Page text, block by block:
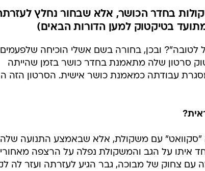
הרמת משקולות בחדר הכושר, אלא שבחור נחלץ
בטיקטוק למען הדורות הבאים)
ובכן, בחורה בשם אשלי הוכיחה שלפעמים
סרטון שלה מתאמנת בחדר כושר בזמן שהייתה
עבודתה כמאמנת כושר אישית. הסרטון הזה
"סקוואט" עם משקולת, אלא שבאמצע התנועה
איתו על הגב והמשקולת נפלה על הרצפה
צחוק של מבוכה, גבר הגיע לעזרתה ועזר לה